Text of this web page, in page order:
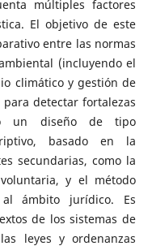
múltiples factores
El objetivo de este
entre las normas
(incluyendo el
climático y gestión de
detectar fortalezas
un diseño de tipo
basado en la
secundarias, como la
y el método
al ámbito jurídico. Es
de los sistemas de
leyes y ordenanzas